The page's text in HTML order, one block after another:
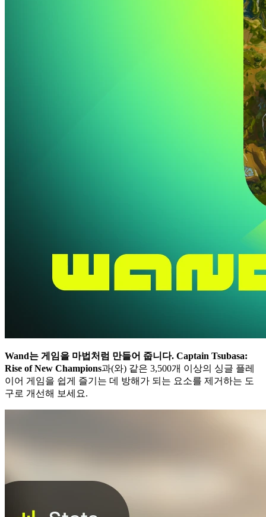
Wand는 게임을 마법처럼 만들어 줍니다. Captain Tsubasa:
Rise of New Champions과(와) 같은 3,500개 이상의 싱글 플레
이어 게임을 쉽게 즐기는 데 방해가 되는 요소를 제거하는 도
구로 개선해 보세요.